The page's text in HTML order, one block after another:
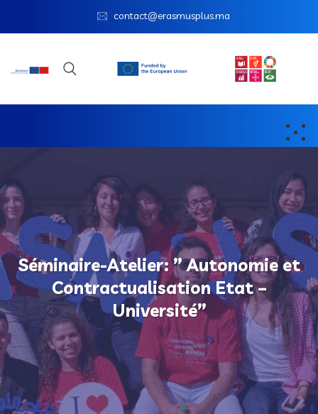
contact@erasmusplus.ma
Séminaire-Atelier: ” Autonomie et
Contractualisation Etat –
Université”